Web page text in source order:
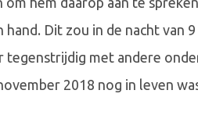
hand. Dit zou in de nacht van
tegenstrijdig met andere
2018 nog in leven